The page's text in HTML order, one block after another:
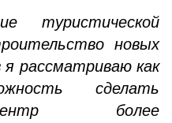
туристической
новых
рассматриваю как
сделать
более